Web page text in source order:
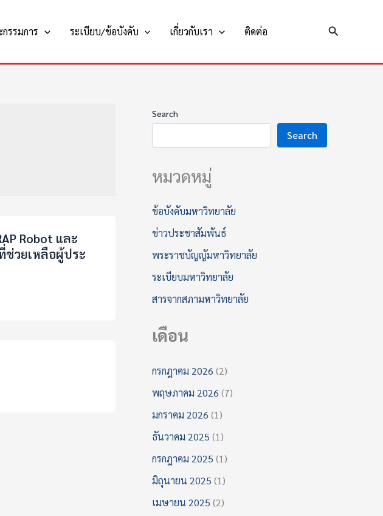
รรมการ ระเบียบ/ข้อบังคับ เกี่ยวกับเรา ติดต่อ Search
Robot และ
ช่วยเหลือผู้ประ
Search
Search
หมวดหมู่
ข้อบังคับมหาวิทยาลัย
ข่าวประชาสัมพันธ์
พระราชบัญญัมหาวิทยาลัย
ระเบียบมหาวิทยาลัย
สารจากสภามหาวิทยาลัย
เดือน
กรกฎาคม 2026 (2)
พฤษภาคม 2026 (7)
มกราคม 2026 (1)
ธันวาคม 2025 (1)
กรกฎาคม 2025 (1)
มิถุนายน 2025 (1)
เมษายน 2025 (2)